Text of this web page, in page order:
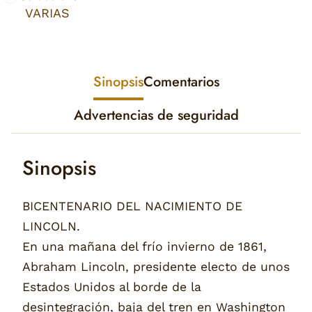
VARIAS
SinopsisComentarios
Advertencias de seguridad
Sinopsis
BICENTENARIO DEL NACIMIENTO DE
LINCOLN.
En una mañana del frío invierno de 1861,
Abraham Lincoln, presidente electo de unos
Estados Unidos al borde de la
desintegración, baja del tren en Washington